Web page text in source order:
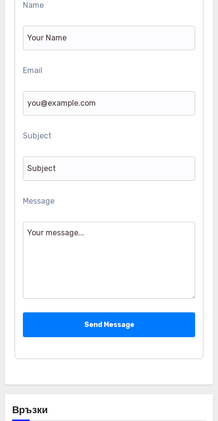
Name
Email
Subject
Message
Send Message
Връзки